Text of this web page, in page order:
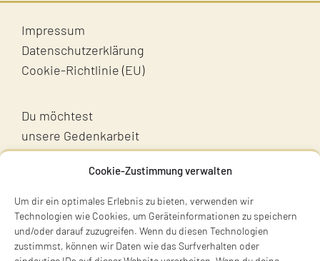
Cookie-Zustimmung verwalten
Um dir ein optimales Erlebnis zu bieten, verwenden wir
Technologien wie Cookies, um Geräteinformationen zu speichern
und/oder darauf zuzugreifen. Wenn du diesen Technologien
zustimmst, können wir Daten wie das Surfverhalten oder
Kontakt
Impressum
Datenschutzerklärung
Cookie-Richtlinie (EU)
Du möchtest
unsere Gedenkarbeit
unterstützen?
Unterstütz uns!